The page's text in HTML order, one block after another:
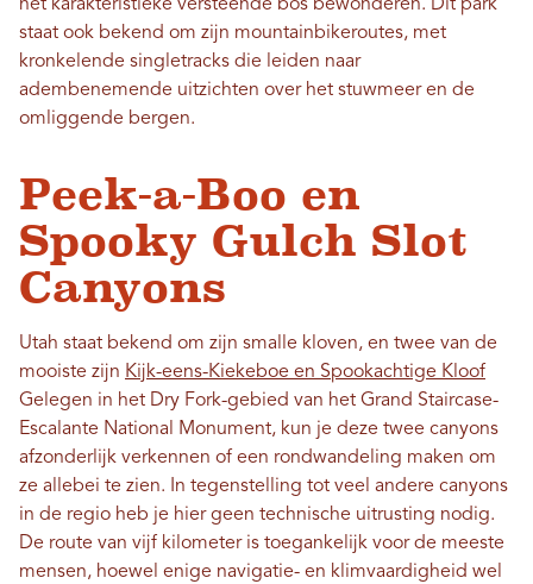
het karakteristieke versteende bos bewonderen. Dit park
staat ook bekend om zijn mountainbikeroutes, met
kronkelende singletracks die leiden naar
adembenemende uitzichten over het stuwmeer en de
omliggende bergen.
Peek-a-Boo en
Spooky Gulch Slot
Canyons
Utah staat bekend om zijn smalle kloven, en twee van de
mooiste zijn Kijk-eens-Kiekeboe en Spookachtige Kloof
Gelegen in het Dry Fork-gebied van het Grand Staircase-
Escalante National Monument, kun je deze twee canyons
afzonderlijk verkennen of een rondwandeling maken om
ze allebei te zien. In tegenstelling tot veel andere canyons
in de regio heb je hier geen technische uitrusting nodig.
De route van vijf kilometer is toegankelijk voor de meeste
mensen, hoewel enige navigatie- en klimvaardigheid wel